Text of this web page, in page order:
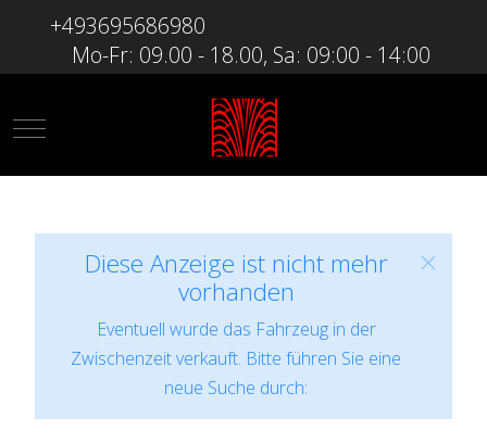
+493695686980
Mo-Fr: 09.00 - 18.00, Sa: 09:00 - 14:00
Mobile Menu Toggle
Diese Anzeige ist nicht mehr
vorhanden
Eventuell wurde das Fahrzeug in der
Zwischenzeit verkauft. Bitte führen Sie eine
neue Suche durch: